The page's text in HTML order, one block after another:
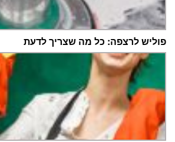
פוליש לרצפה: כל מה שצריך לדעת